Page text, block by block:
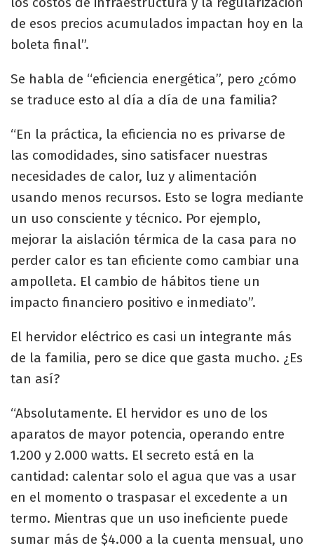
de esos precios acumulados impactan hoy en la
boleta final”.
Se habla de “eficiencia energética”, pero ¿cómo
se traduce esto al día a día de una familia?
“En la práctica, la eficiencia no es privarse de
las comodidades, sino satisfacer nuestras
necesidades de calor, luz y alimentación
usando menos recursos. Esto se logra mediante
un uso consciente y técnico. Por ejemplo,
mejorar la aislación térmica de la casa para no
perder calor es tan eficiente como cambiar una
ampolleta. El cambio de hábitos tiene un
impacto financiero positivo e inmediato”.
El hervidor eléctrico es casi un integrante más
de la familia, pero se dice que gasta mucho. ¿Es
tan así?
“Absolutamente. El hervidor es uno de los
aparatos de mayor potencia, operando entre
1.200 y 2.000 watts. El secreto está en la
cantidad: calentar solo el agua que vas a usar
en el momento o traspasar el excedente a un
termo. Mientras que un uso ineficiente puede
sumar más de $4.000 a la cuenta mensual, uno